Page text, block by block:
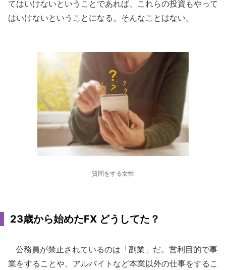
てはいけないということであれば、これらの投資もやって
はいけないということになる。そんなことはない。
質問をする女性
23歳から始めたFX どうしてた？
公務員が禁止されているのは「副業」だ。営利目的で事
業をすることや、アルバイトなど本業以外の仕事をするこ